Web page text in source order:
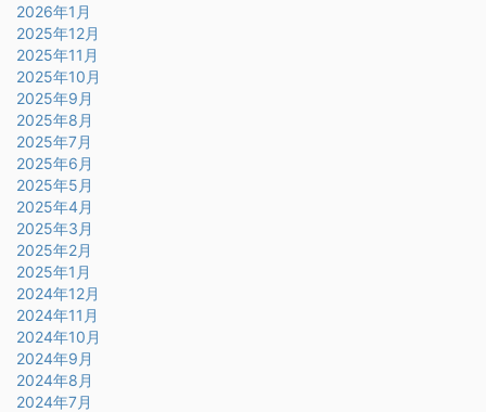
2026年1月
2025年12月
2025年11月
2025年10月
2025年9月
2025年8月
2025年7月
2025年6月
2025年5月
2025年4月
2025年3月
2025年2月
2025年1月
2024年12月
2024年11月
2024年10月
2024年9月
2024年8月
2024年7月